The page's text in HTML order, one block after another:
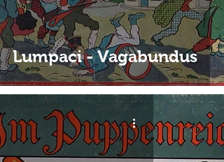
Lumpaci - Vagabundus